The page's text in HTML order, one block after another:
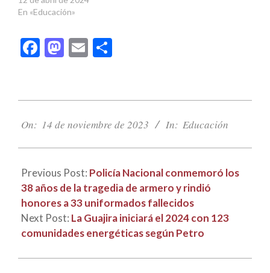
En «Educación»
Facebook
Mastodon
Email
11-
On: 14 de noviembre de 2023 In: Educación
Previous Post: Policía Nacional conmemoró los
38 años de la tragedia de armero y rindió
honores a 33 uniformados fallecidos
Next Post: La Guajira iniciará el 2024 con 123
comunidades energéticas según Petro